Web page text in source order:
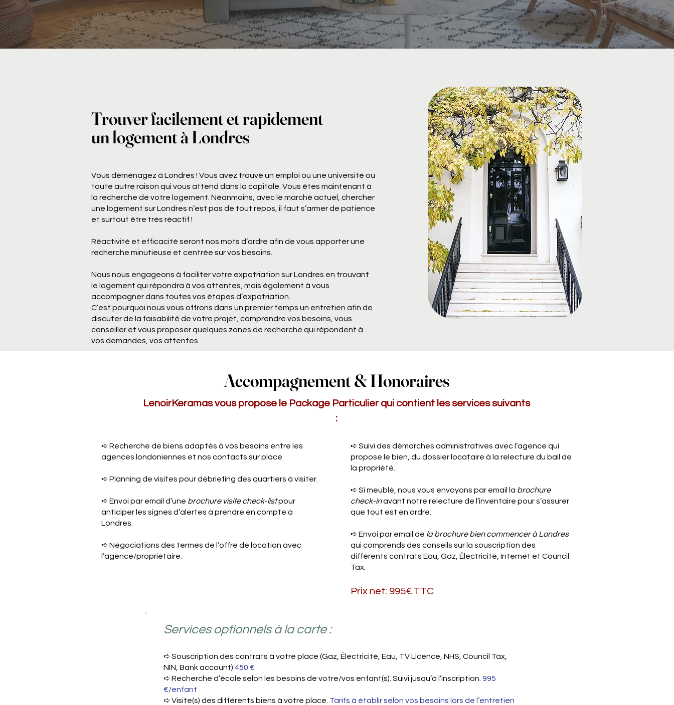
Trouver facilement et rapidement
un logement à Londres
Vous déménagez à Londres ! Vous avez trouvé un emploi ou une université ou
toute autre raison qui vous attend dans la capitale. Vous êtes maintenant à
la recherche de votre logement. Néanmoins, avec le marché actuel, chercher
une logement sur Londres n’est pas de tout repos, il faut s’armer de patience
et surtout être très réactif !
Réactivité et efficacité seront nos mots d’ordre afin de vous apporter une
recherche minutieuse et centrée sur vos besoins.
Nous nous engageons à faciliter votre expatriation sur Londres en trouvant
le logement qui répondra à vos attentes, mais également à vous
accompagner dans toutes vos étapes d’expatriation.
C’est pourquoi nous vous offrons dans un premier temps un entretien afin de
discuter de la faisabilité de votre projet, comprendre vos besoins, vous
conseiller et vous proposer quelques zones de recherche qui répondent à
vos demandes, vos attentes.
Accompagnement & Honoraires
LenoirKeramas vous propose le Package Particulier qui contient les services suivants
:
➪ Recherche de biens adaptés à vos besoins entre les
agences londoniennes et nos contacts sur place.
➪ Planning de visites pour débriefing des quartiers à visiter.
➪ Envoi par email d’une brochure visite check-listpour
anticiper les signes d’alertes à prendre en compte à
Londres.
➪ Négociations des termes de l’offre de location avec
l’agence/propriétaire.
➪ Suivi des démarches administratives avec l’agence qui
propose le bien, du dossier locataire à la relecture du bail de
la propriété.
➪ Si meublé, nous vous envoyons par email la brochure
check-inavant notre relecture de l’inventaire pour s’assurer
que tout est en ordre.
➪ Envoi par email de la brochure bien commencer à Londres
qui comprends des conseils sur la souscription des
différents contrats Eau, Gaz, Électricité, Internet et Council
Tax.
Prix net: 995€ TTC
Services optionnels à la carte :
➪ Souscription des contrats à votre place (Gaz, Électricité, Eau, TV Licence, NHS, Council Tax,
NIN, Bank account) 450 €
➪ Recherche d’école selon les besoins de votre/vos enfant(s). Suivi jusqu’à l’inscription. 995
€/enfant
➪ Visite(s) des différents biens à votre place. Tarifs à établir selon vos besoins lors de l’entretien